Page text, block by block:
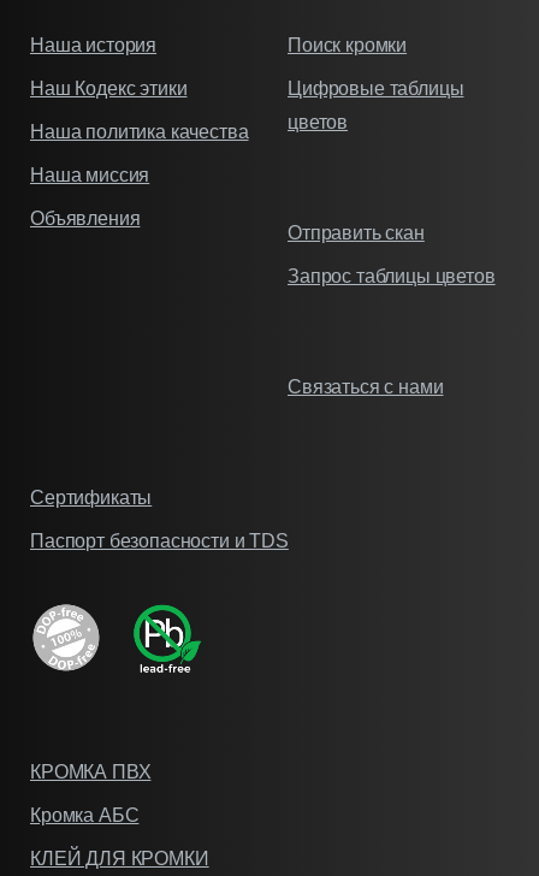
Наша история
Наш Кодекс этики
Наша политика качества
Наша миссия
Объявления
Поиск кромки
Цифровые таблицы
цветов
Отправить скан
Запрос таблицы цветов
Связаться с нами
Сертификаты
Паспорт безопасности и TDS
КРОМКА ПВХ
Кромка АБС
КЛЕЙ ДЛЯ КРОМКИ